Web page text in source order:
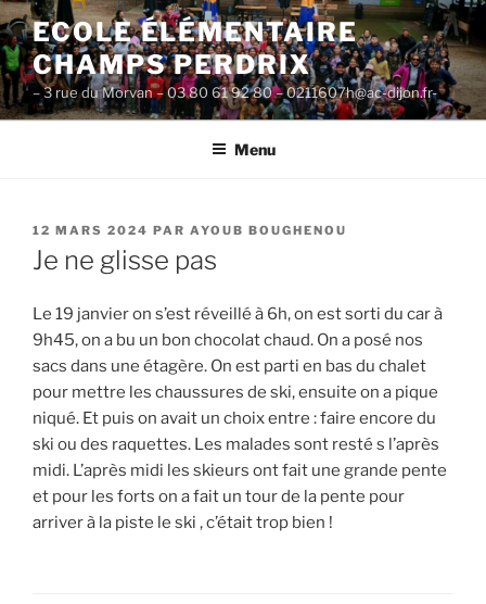
Aller
au
contenu
principal
ECOLE ÉLÉMENTAIRE
CHAMPS PERDRIX
– 3 rue du Morvan – 03 80 61 92 80 – 0211607h@ac-dijon.fr-
Menu
PUBLIÉ
LE
12 MARS 2024 PAR AYOUB BOUGHENOU
Je ne glisse pas
Le 19 janvier on s’est réveillé à 6h, on est sorti du car à
9h45, on a bu un bon chocolat chaud. On a posé nos
sacs dans une étagère. On est parti en bas du chalet
pour mettre les chaussures de ski, ensuite on a pique
niqué. Et puis on avait un choix entre : faire encore du
ski ou des raquettes. Les malades sont resté s l’après
midi. L’après midi les skieurs ont fait une grande pente
et pour les forts on a fait un tour de la pente pour
arriver à la piste le ski , c’était trop bien !